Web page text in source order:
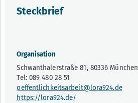
Steckbrief
Organisation
Schwanthalerstraße 81, 80336 München
Tel: 089 480 28 51
oeffentlichkeitsarbeit@lora924.de
https://lora924.de/